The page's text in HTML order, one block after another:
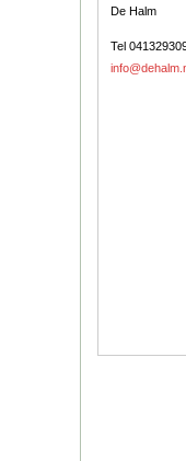
De Halm
Tel